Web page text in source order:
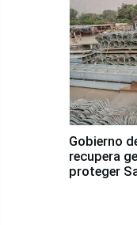
Gobierno
recupera
proteger